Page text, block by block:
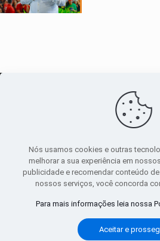
canal de notícias
Sobre|Política Privacidade|
Nós usamos cookies e outras
melhorar a sua experiência em
publicidade e recomendar conteúdo
nossos serviços, você concorda
Para mais informações leia nossa
Aceitar e